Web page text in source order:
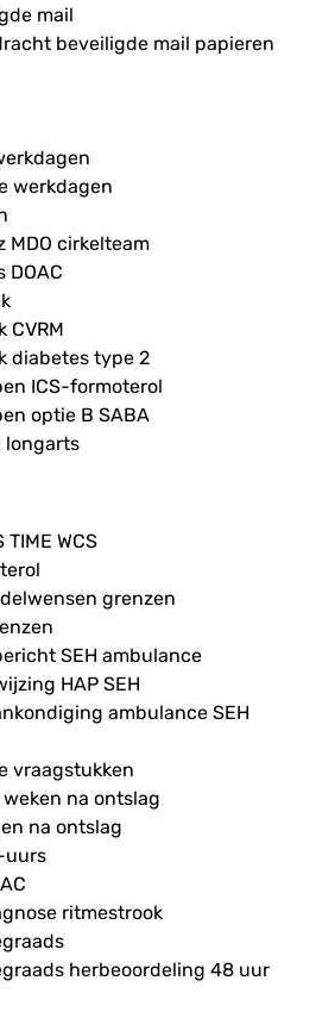
mail
beveiligde mail papieren
werkdagen
MDO cirkelteam
CVRM
diabetes type 2
ICS-formoterol
optie B SABA
longarts
WCS
grenzen
SEH ambulance
HAP SEH
ambulance SEH
vraagstukken
na ontslag
na ontslag
uurs
ritmestrook
herbeoordeling 48 uur